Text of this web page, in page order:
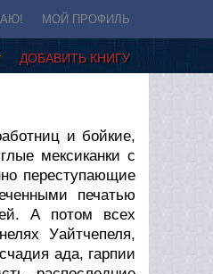
МОЙ ПРОФИЛЬ
ДОБАВИТЬ КНИГУ
и бойкие,
мексиканки с
переступающие
печатью
А потом всех
Уайтчепеля,
ада, гарпии